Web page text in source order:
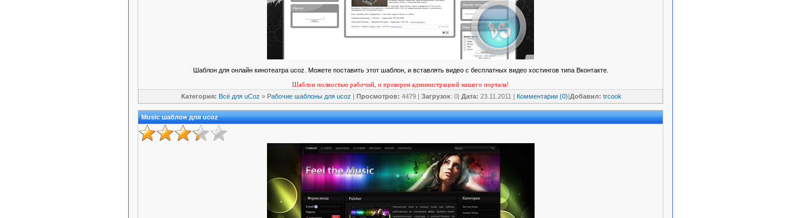
Шаблон для онлайн кинотеатра ucoz. Можете поставить этот шаблон, и вставлять видео с бесплатных видео хостингов типа Вконтакте.
Шаблон полностью рабочий, и проверен администрацией нашего портала!
Категория: Всё для uCoz » Рабочие шаблоны для ucoz Просмотров: 4479 | Загрузок: 0| Дата: 23.11.2011 Комментарии (0) Добавил: trcook
Music шаблон для ucoz